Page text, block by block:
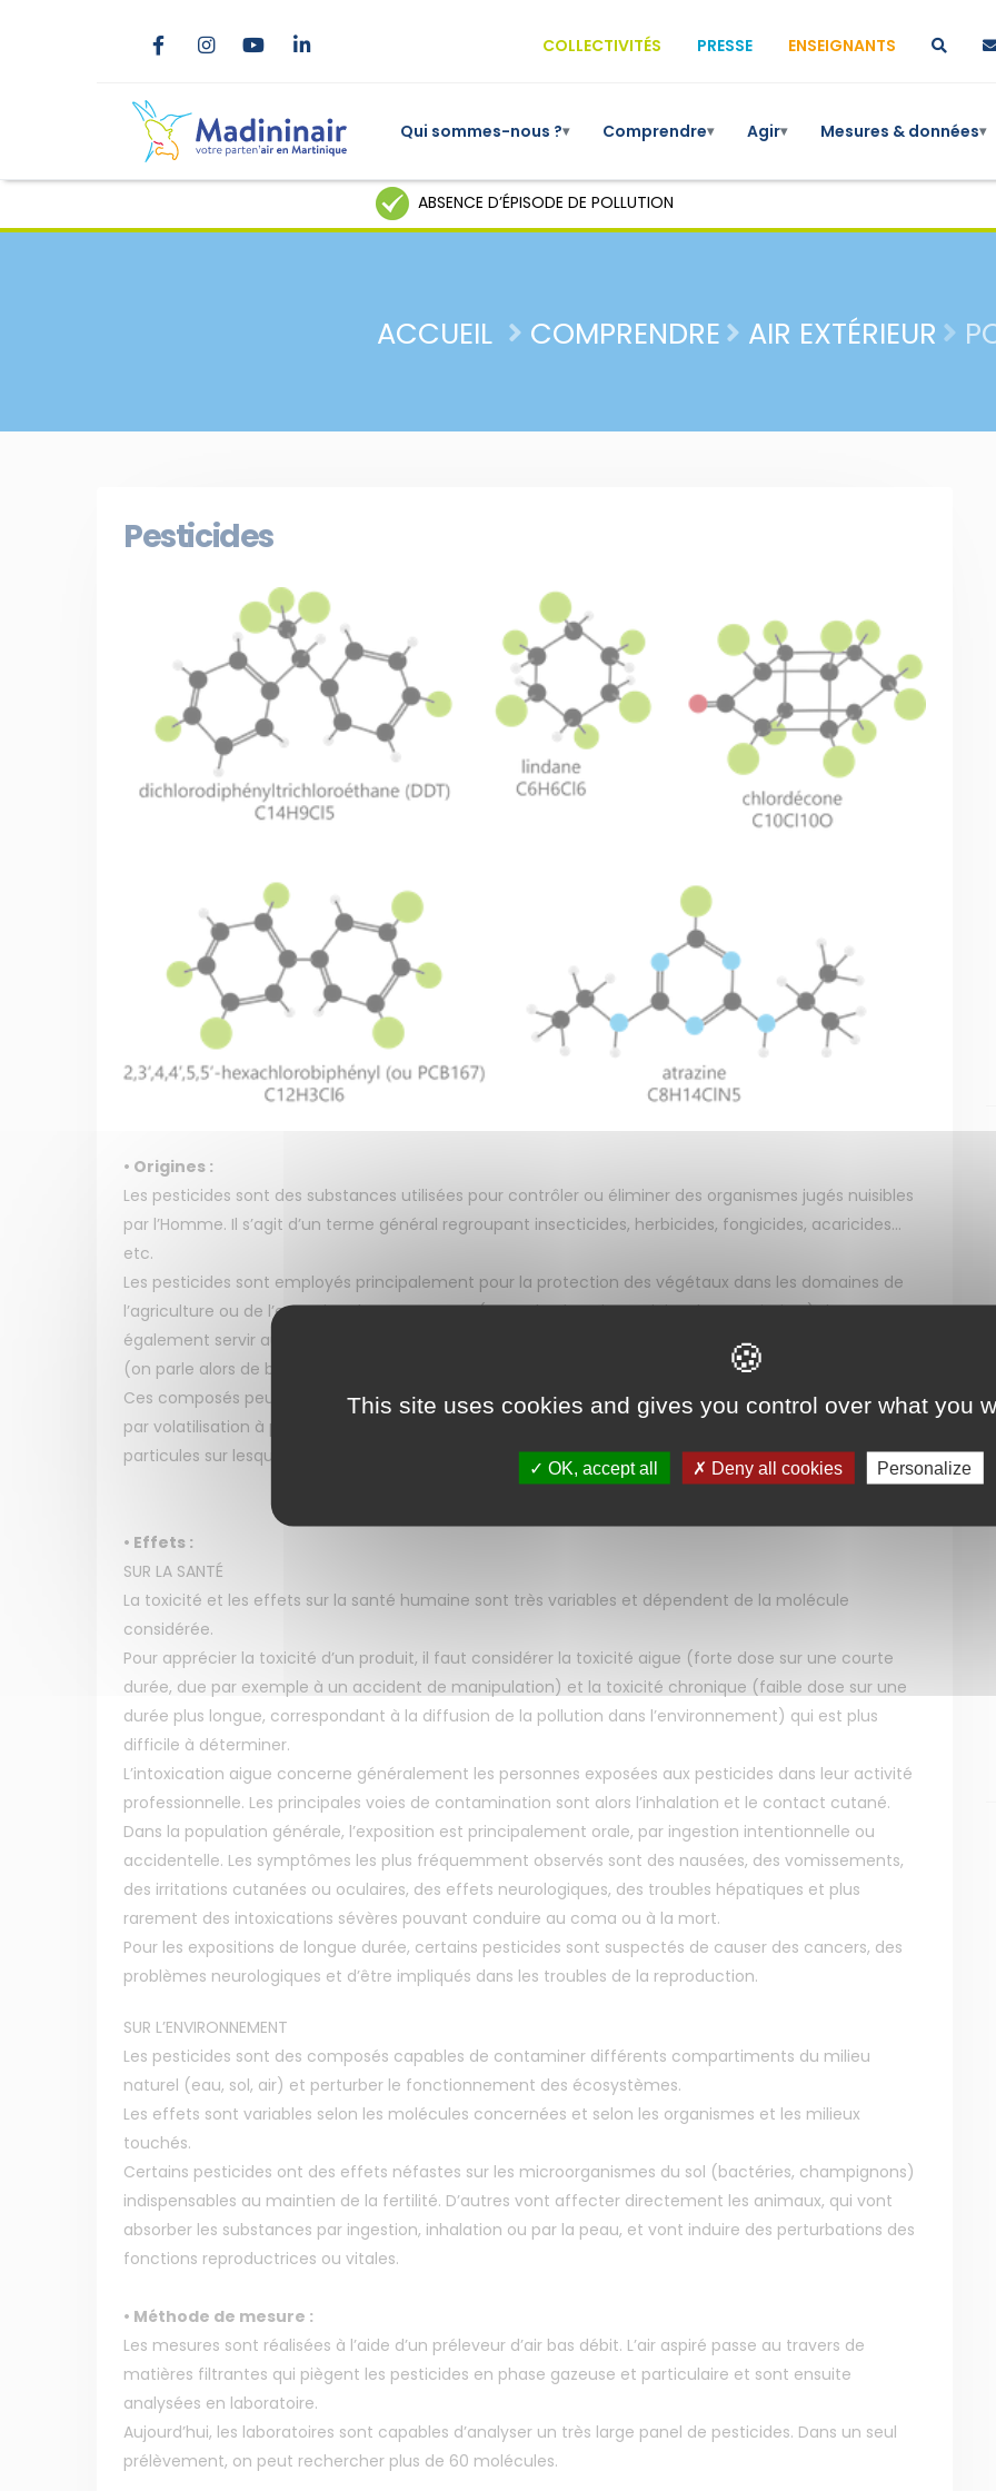
COLLECTIVITÉS PRESSE ENSEIGNANTS
Qui sommes-nous ?▾ Comprendre▾ Agir▾ Mesures & données▾
ABSENCE D’ÉPISODE DE POLLUTION
ACCUEIL COMPRENDRE AIR EXTÉRIEUR
Pesticides
• Origines :
Les pesticides sont des substances utilisées pour contrôler ou éliminer des organismes jugés nuisibles
par l’Homme. Il s’agit d’un terme général regroupant insecticides, herbicides, fongicides, acaricides…
etc.
Les pesticides sont employés principalement pour la protection des végétaux dans les domaines de
l’agriculture ou de l’entretien d’espaces verts (on parle alors de produits phytosanitaires). Ils peuvent
également servir au traitement des bâtiments, du bois ou encore à la désinsectisation des habitations
(on parle alors de biocides).
Ces composés peuvent rejoindre l’atmosphère soit directement lors de l’application des produits, soit
par volatilisation à partir des surfaces traitées, soit encore par l’action du vent qui soulève des
particules sur lesquelles sont adsorbées des pesticides.
• Effets :
SUR LA SANTÉ
La toxicité et les effets sur la santé humaine sont très variables et dépendent de la molécule
considérée.
Pour apprécier la toxicité d’un produit, il faut considérer la toxicité aigue (forte dose sur une courte
durée, due par exemple à un accident de manipulation) et la toxicité chronique (faible dose sur une
durée plus longue, correspondant à la diffusion de la pollution dans l’environnement) qui est plus
difficile à déterminer.
L’intoxication aigue concerne généralement les personnes exposées aux pesticides dans leur activité
professionnelle. Les principales voies de contamination sont alors l’inhalation et le contact cutané.
Dans la population générale, l’exposition est principalement orale, par ingestion intentionnelle ou
accidentelle. Les symptômes les plus fréquemment observés sont des nausées, des vomissements,
des irritations cutanées ou oculaires, des effets neurologiques, des troubles hépatiques et plus
rarement des intoxications sévères pouvant conduire au coma ou à la mort.
Pour les expositions de longue durée, certains pesticides sont suspectés de causer des cancers, des
problèmes neurologiques et d’être impliqués dans les troubles de la reproduction.
SUR L’ENVIRONNEMENT
Les pesticides sont des composés capables de contaminer différents compartiments du milieu
naturel (eau, sol, air) et perturber le fonctionnement des écosystèmes.
Les effets sont variables selon les molécules concernées et selon les organismes et les milieux
touchés.
Certains pesticides ont des effets néfastes sur les microorganismes du sol (bactéries, champignons)
indispensables au maintien de la fertilité. D’autres vont affecter directement les animaux, qui vont
absorber les substances par ingestion, inhalation ou par la peau, et vont induire des perturbations des
fonctions reproductrices ou vitales.
• Méthode de mesure :
Les mesures sont réalisées à l’aide d’un préleveur d’air bas débit. L’air aspiré passe au travers de
matières filtrantes qui piègent les pesticides en phase gazeuse et particulaire et sont ensuite
analysées en laboratoire.
Aujourd’hui, les laboratoires sont capables d’analyser un très large panel de pesticides. Dans un seul
prélèvement, on peut rechercher plus de 60 molécules.
Membre de Agréé par
Accueil
This site uses cookies and gives you control over what you
OK, accept all Deny all cookies Personalize